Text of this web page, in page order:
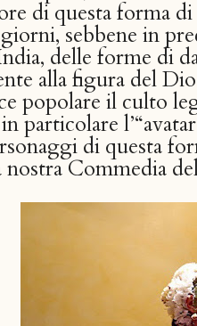
di questa forma
sebbene in
delle forme di
alla figura del
popolare il culto
particolare
di questa
Commedia